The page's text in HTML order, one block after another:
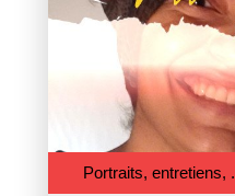
Portraits, entretiens, .